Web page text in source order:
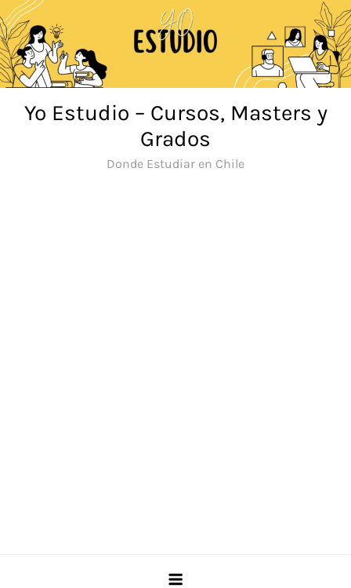
Saltar
al
contenido
Yo Estudio – Cursos, Masters y
Grados
Donde Estudiar en Chile